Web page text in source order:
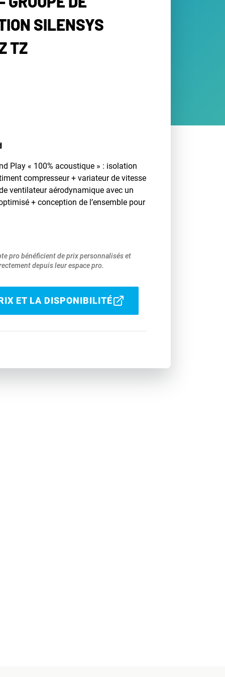
SILENSYS
TZ
Play « 100% acoustique » : isolation
compresseur + variateur de vitesse
ventilateur aérodynamique avec un
+ conception de l’ensemble pour
pro bénéficient de prix personnalisés et
depuis leur espace pro.
ET LA DISPONIBILITÉ